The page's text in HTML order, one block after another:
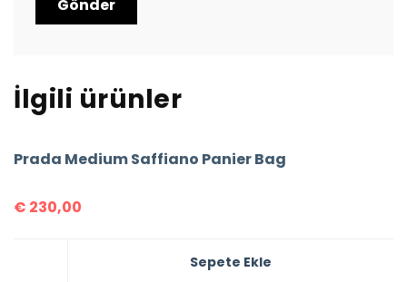
İlgili ürünler
Prada Medium Saffiano Panier Bag
€ 230,00
Sepete Ekle